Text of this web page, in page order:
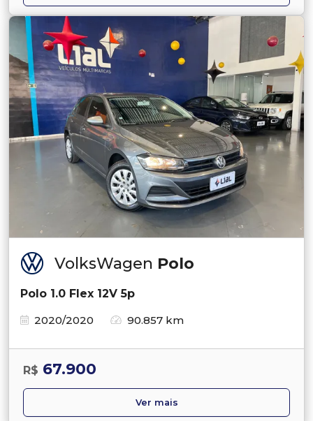
VolksWagen Polo
Polo 1.0 Flex 12V 5p
2020/2020
90.857 km
R$ 67.900
Ver mais